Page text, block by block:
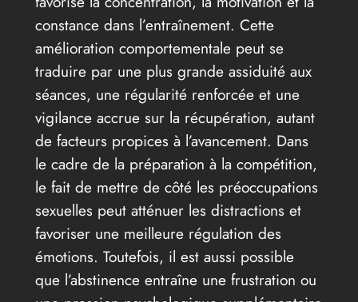
constance dans l’entraînement. Cette
amélioration comportementale peut se
traduire par une plus grande assiduité aux
séances, une régularité renforcée et une
vigilance accrue sur la récupération, autant
de facteurs propices à l’avancement. Dans
le cadre de la préparation à la compétition,
le fait de mettre de côté les préoccupations
sexuelles peut atténuer les distractions et
favoriser une meilleure régulation des
émotions. Toutefois, il est aussi possible
que l’abstinence entraîne une frustration ou